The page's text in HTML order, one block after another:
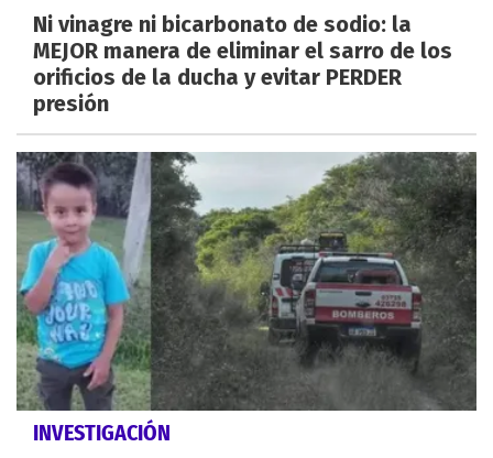
Ni vinagre ni bicarbonato de sodio: la
MEJOR manera de eliminar el sarro de los
orificios de la ducha y evitar PERDER
presión
INVESTIGACIÓN